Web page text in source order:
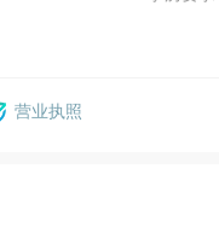
营业执照